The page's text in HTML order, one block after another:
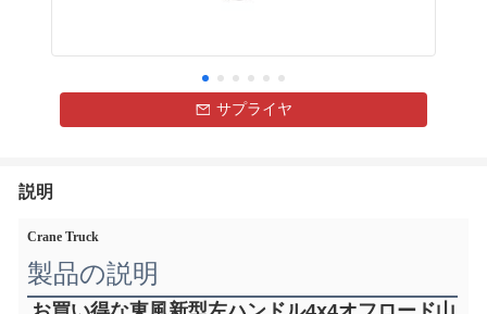
サプライヤ
説明
Crane Truck
製品の説明